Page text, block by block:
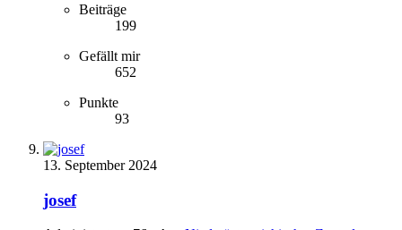
Beiträge
199
Gefällt mir
652
Punkte
93
13. September 2024
josef